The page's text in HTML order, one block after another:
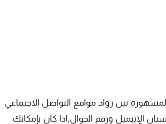
بين رواد مواقع التواصل الاجتماعي
الإييميل ورقم الجوال,اذا كان بإمكانك